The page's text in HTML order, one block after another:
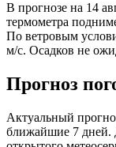
В прогнозе на 14
термометра
По ветровым
м/с. Осадков не
Прогноз
Актуальный
ближайшие 7 дней.